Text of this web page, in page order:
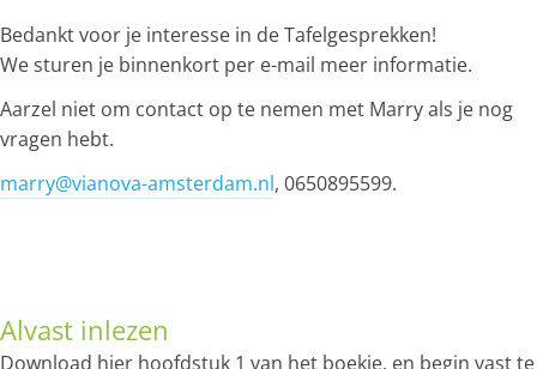
Bedankt voor je interesse in de Tafelgesprekken!
We sturen je binnenkort per e-mail meer informatie.
Aarzel niet om contact op te nemen met Marry als je nog
vragen hebt.
marry@vianova-amsterdam.nl, 0650895599.
Alvast inlezen
Download hier hoofdstuk 1 van het boekje, en begin vast te